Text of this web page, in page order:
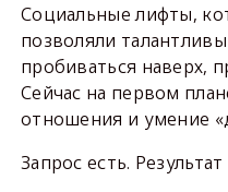
Социальные лифты,
позволяли
пробиваться наверх,
Сейчас на первом
отношения и умение
Запрос есть.